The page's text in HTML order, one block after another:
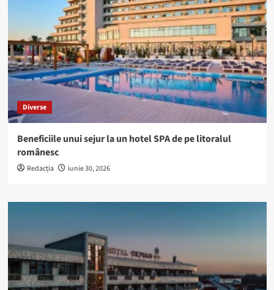
Diverse
Beneficiile unui sejur la un hotel SPA de pe litoralul
românesc
Redacția iunie 30, 2026